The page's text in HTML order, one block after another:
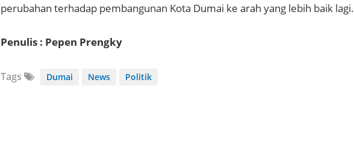
perubahan terhadap pembangunan Kota Dumai ke arah yang lebih baik lagi.
Penulis : Pepen Prengky
Tags Dumai News Politik